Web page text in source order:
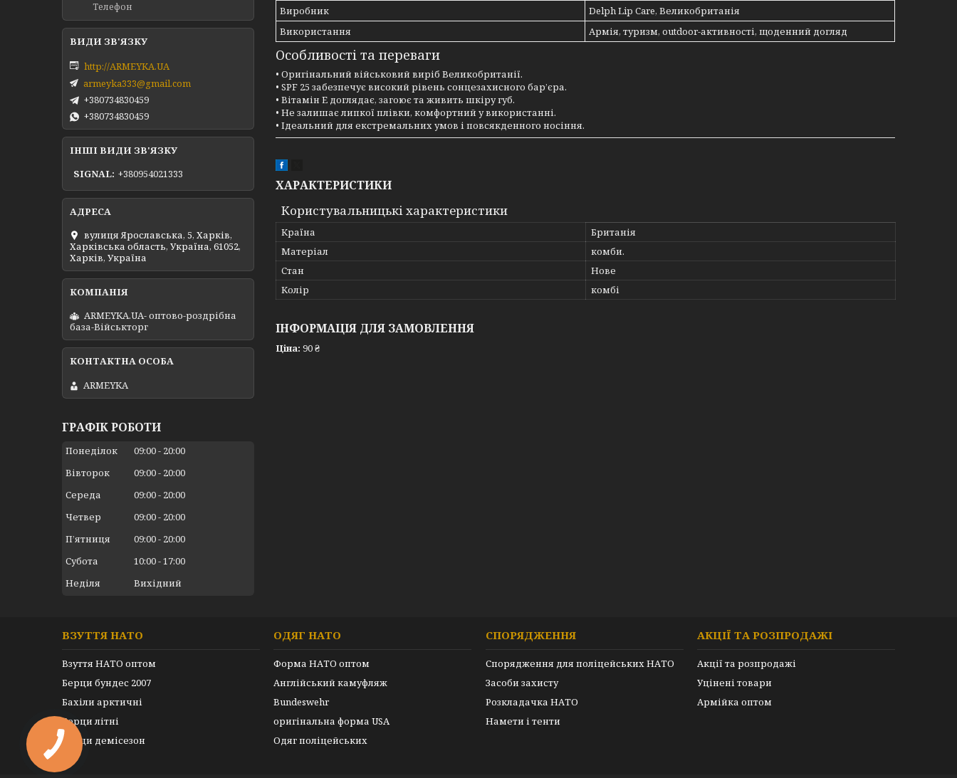
Виробник
Delph Lip Care, Великобританія
Використання
Армія, туризм, outdoor-активності, щоденний догляд
Особливості та переваги
• Оригінальний військовий виріб Великобританії.
• SPF 25 забезпечує високий рівень сонцезахисного бар’єра.
• Вітамін E доглядає, загоює та живить шкіру губ.
• Не залишає липкої плівки, комфортний у використанні.
• Ідеальний для екстремальних умов і повсякденного носіння.
ХАРАКТЕРИСТИКИ
Користувальницькі характеристики
Країна
Британія
Матеріал
комби.
Стан
Нове
Колір
комбі
ІНФОРМАЦІЯ ДЛЯ ЗАМОВЛЕННЯ
Ціна: 90 ₴
Телефон
http://ARMEYKA.UA
armeyka333@gmail.com
+380734830459
+380734830459
ІНШІ ВИДИ ЗВ'ЯЗКУ
SIGNAL +380954021333
вулиця Ярославська, 5, Харків,
Харківська область, Україна, 61052,
Харків, Україна
ARMEYKA.UA- оптово-роздрібна
база-Військторг
ARMEYKA
ГРАФІК РОБОТИ
Понеділок 09:00
20:00
Вівторок
09:00
20:00
Середа
09:00
20:00
Четвер
09:00
20:00
Пʼятниця
09:00
20:00
Субота
10:00 17:00
Неділя
Вихідний
ВЗУТТЯ НАТО
Взуття НАТО оптом
Берци бундес 2007
Бахіли арктичні
Берци літні
Берци демісезон
ОДЯГ НАТО
Форма НАТО оптом
Англійський камуфляж
Bundeswehr
оригінальна форма USA
Одяг поліцейських
СПОРЯДЖЕННЯ
Спорядження для поліцейських НАТО
Засоби захисту
Розкладачка НАТО
Намети і тенти
АКЦІЇ ТА РОЗПРОДАЖІ
Акції та розпродажі
Уцінені товари
Армійка оптом